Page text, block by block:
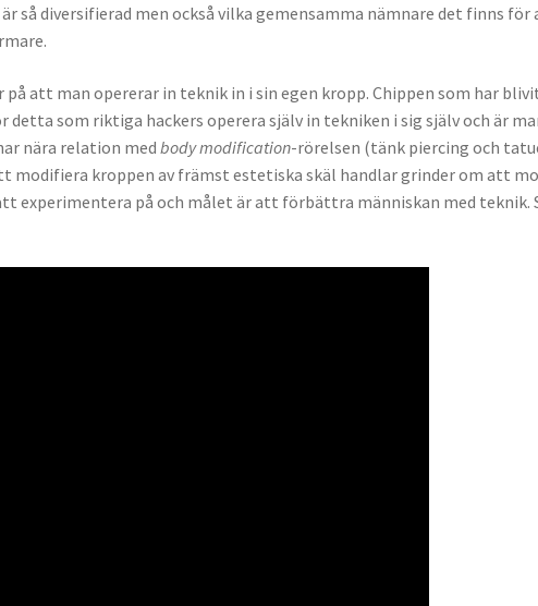
så diversifierad men också vilka gemensamma nämnare det finns
på att man opererar in teknik in i sin egen kropp. Chippen som har
detta som riktiga hackers operera själv in tekniken i sig själv och är
nära relation medbody modification-rörelsen (tänk piercing och
modifiera kroppen av främst estetiska skäl handlar grinder om att
experimentera på och målet är att förbättra människan med